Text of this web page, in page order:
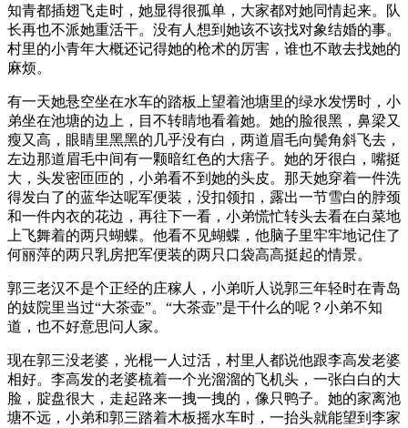
知青都插翅飞走时，她显得很孤单，大家都对她同情起来。队
长再也不派她重活干。没有人想到她该不该找对象结婚的事。
村里的小青年大概还记得她的枪术的厉害，谁也不敢去找她的
麻烦。
有一天她悬空坐在水车的踏板上望着池塘里的绿水发愣时，小
弟坐在池塘的边上，目不转睛地看着她。她的脸很黑，鼻梁又
瘦又高，眼睛里黑黑的几乎没有白，两道眉毛向鬓角斜飞去，
左边那道眉毛中间有一颗暗红色的大痦子。她的牙很白，嘴挺
大，头发密匝匝的，小弟看不到她的头皮。那天她穿着一件洗
得发白了的蓝华达呢军便装，没扣领扣，露出一节雪白的脖颈
和一件内衣的花边，再往下一看，小弟慌忙转头去看在白菜地
上飞舞着的两只蝴蝶。他看不见蝴蝶，他脑子里牢牢地记住了
何丽萍的两只乳房把军便装的两只口袋高高挺起的情景。
郭三老汉不是个正经的庄稼人，小弟听人说郭三年轻时在青岛
的妓院里当过“大茶壶”。“大茶壶”是干什么的呢？小弟不知
道，也不好意思问人家。
现在郭三没老婆，光棍一人过活，村里人都说他跟李高发老婆
相好。李高发的老婆梳着一个光溜溜的飞机头，一张白白的大
脸，腚盘很大，走起路来一拽一拽的，像只鸭子。她的家离池
塘不远，小弟和郭三踏着木板摇水车时，一抬头就能望到李家